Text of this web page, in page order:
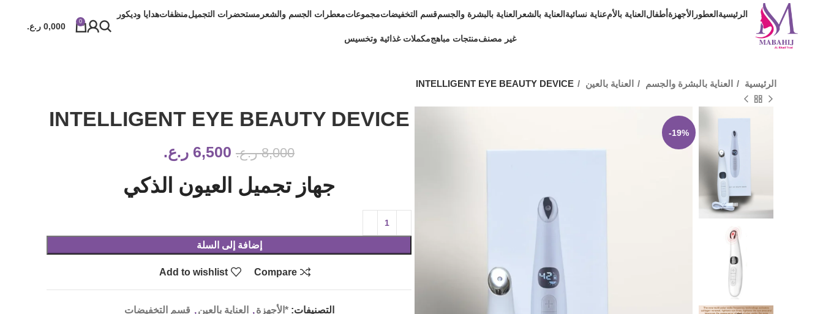
الرئيسيةالعطور الأجهزةأطفالالعناية بالأمعناية نسائيةالعناية بالشعر العناية بالبشرة والجسمقسم التخفيضاتمجموعاتمعطرات الجسم والشعر مستحضرات التجميلمنظفاتهدايا وديكور
غير مصنفمنتجات مباهجمكملات غذائية وتخسيس
0
0,000 ر.ع.
الرئيسية العناية بالبشرة والجسم العناية بالعين INTELLIGENT EYE BEAUTY DEVICE
-19%
INTELLIGENT EYE BEAUTY DEVICE
8,000 ر.ع. 6,500 ر.ع.
جهاز تجميل العيون الذكي
إضافة إلى السلة
Compare
Add to wishlist
التصنيفات: *الأجهزة , العناية بالعين , قسم التخفيضات